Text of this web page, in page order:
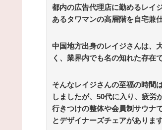
野球も学問も妥協なし！佐々木
取得とトップアスリートとしての
とめアンテナ！
NEW!
から信じられない言葉が飛び出
ドライン (12/24 07:00)
都内の広告代理店に勤めるレイ
あるタワマンの高層階を自宅兼
中国地方出身のレイジさんは、
く、業界内でも名の知れた存在で
そんなレイジさんの至福の時間
しましたが、50代に入り、疲労
行きつけの整体や会員制サウナ
とデザイナーズチェアがありま